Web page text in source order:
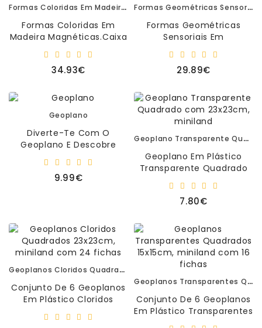
Aventais
Livros
Leitura
Descobertas
Formas Coloridas Em Madeira Magnéticas -
Formas Coloridas Em
Madeira Magnéticas.Caixa
Cores Para Criar Figuras,
Obje..
34.93€
Formas Geométricas Sensoriais Em Madeira
Formas Geométricas
Sensoriais Em
Pedagógico Inclusivo,
Ideal Para O
29.89€
Geoplano
Diverte-Te Com O
Geoplano E Descobre
Geométricas. Torna As
Operações Matemáticas
9.99€
Geoplano Transparente Quadrado Com 23x23cm, Miniland
Geoplano Em Plástico
Transparente Quadrado
120 Elásticos...
7.80€
Geoplanos Cloridos Quadrados 23x23cm, Miniland Com 24 Fichas
Conjunto De 6 Geoplanos
Em Plástico Cloridos
23x23cmContem: 120
Geoplanos Transparentes Quadrados 15x15cm, Miniland Com 16 Fichas
Conjunto De 6 Geoplanos
Em Plástico Transparentes